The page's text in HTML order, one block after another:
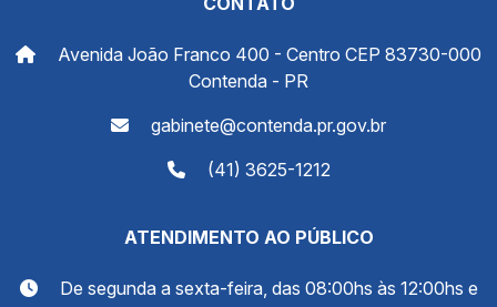
Avenida João Franco 400 - Centro CEP 83730-000
Contenda - PR
gabinete@contenda.pr.gov.br
(41) 3625-1212
ATENDIMENTO AO PÚBLICO
De segunda a sexta-feira, das 08:00hs às 12:00hs e